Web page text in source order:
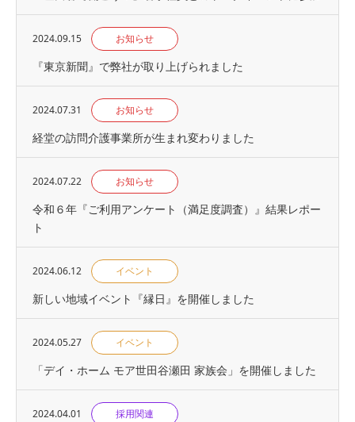
2024.09.15 お知らせ
『東京新聞』で弊社が取り上げられました
2024.07.31 お知らせ
経堂の訪問介護事業所が生まれ変わりました
2024.07.22 お知らせ
令和６年『ご利用アンケート（満足度調査）』結果レポー
ト
2024.06.12 イベント
新しい地域イベント『縁日』を開催しました
2024.05.27 イベント
「デイ・ホーム モア世田谷瀬田 家族会」を開催しました
2024.04.01 採用関連